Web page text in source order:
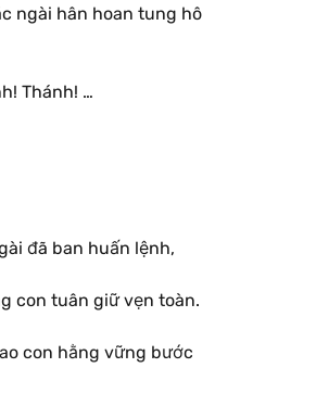
ngài hân hoan tung hô
Thánh! …
đã ban huấn lệnh,
con tuân giữ vẹn toàn.
con hằng vững bước